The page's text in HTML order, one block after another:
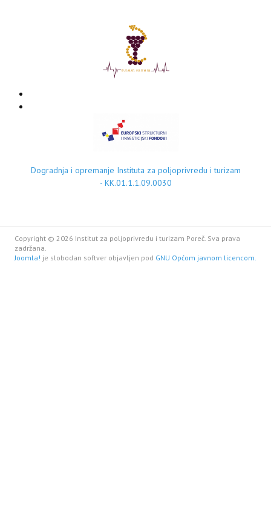
Dogradnja i opremanje Instituta za poljoprivredu i turizam
- KK.01.1.1.09.0030
Copyright © 2026 Institut za poljoprivredu i turizam Poreč. Sva prava
zadržana.
Joomla! je slobodan softver objavljen pod GNU Općom javnom licencom.